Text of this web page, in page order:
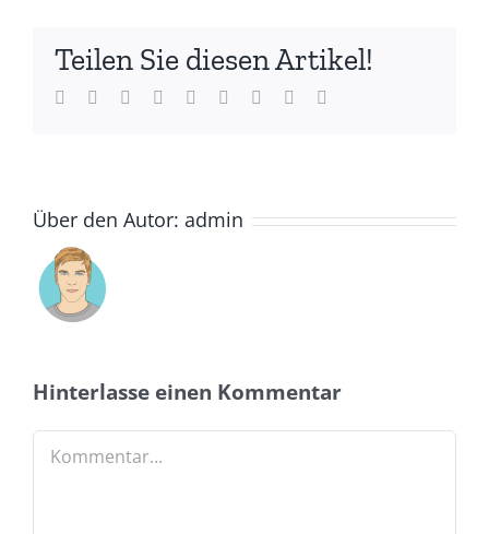
Teilen Sie diesen Artikel!
Facebook
TwitterLinkedIn
Reddit Whatsapp
TumblrPinterest
Über den Autor: admin
Hinterlasse einen Kommentar
Kommentar